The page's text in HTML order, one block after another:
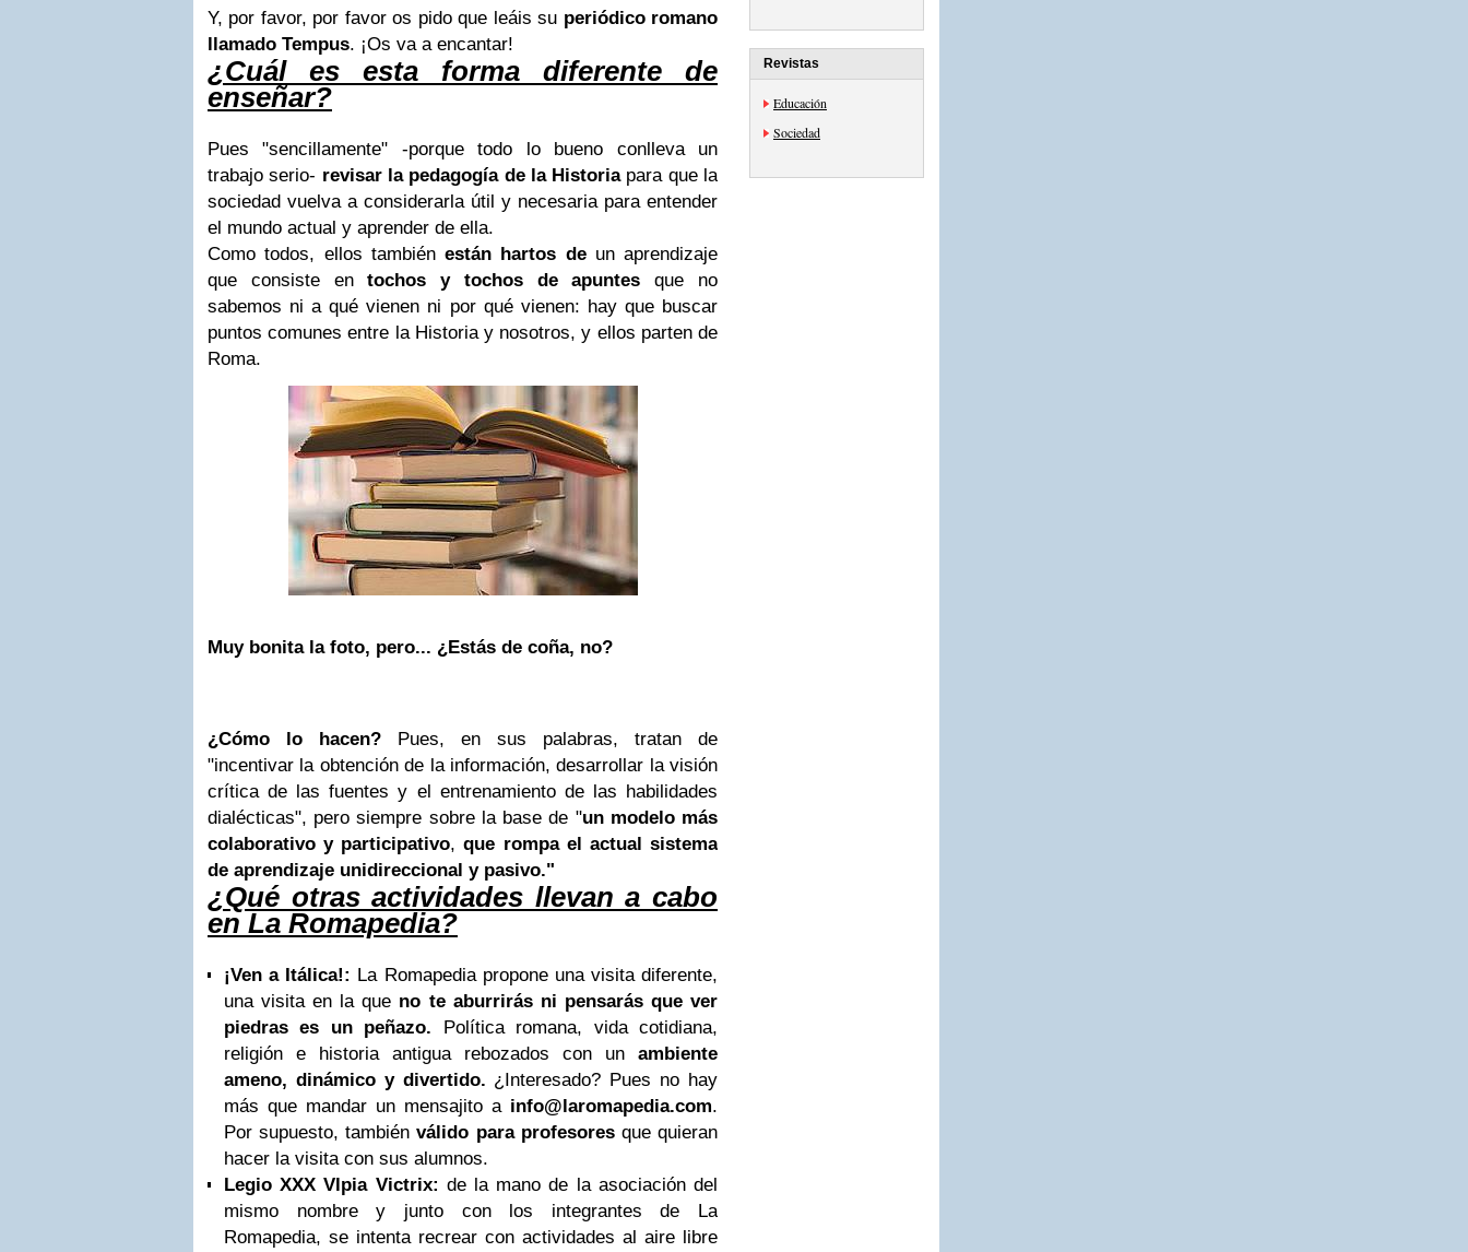
Y, por favor, por favor os pido que leáis su periódico romano
llamado Tempus. ¡Os va a encantar!
¿Cuál es esta forma diferente de
enseñar?
Pues "sencillamente" -porque todo lo bueno conlleva un
trabajo serio- revisar la pedagogía de la Historia para que la
sociedad vuelva a considerarla útil y necesaria para entender
el mundo actual y aprender de ella.
Como todos, ellos tambiénestán hartos deun aprendizaje
que consiste entochos y tochos de apuntes que no
sabemos ni a qué vienen ni por qué vienen: hay que buscar
puntos comunes entre la Historia y nosotros, y ellos parten de
Roma.
Muy bonita la foto, pero... ¿Estás de coña, no?
¿Cómo lo hacen? Pues, en sus palabras, tratan de
"incentivar la obtención de la información, desarrollar la visión
crítica de las fuentes y el entrenamiento de las habilidades
dialécticas", pero siempre sobre la base de "un modelo más
colaborativo y participativo, que rompa el actual sistema
de aprendizaje unidireccional y pasivo."
¿Qué otras actividades llevan a cabo
en La Romapedia?
¡Ven a Itálica!: La Romapedia propone una visita diferente,
una visita en la que no te aburrirás ni pensarás que ver
piedras es un peñazo. Política romana, vida cotidiana,
religión e historia antigua rebozados con un ambiente
ameno, dinámico y divertido. ¿Interesado? Pues no hay
más que mandar un mensajito a info@laromapedia.com.
Por supuesto, tambiénválido para profesoresque quieran
hacer la visita con sus alumnos.
Legio XXX Vlpia Victrix: de la mano de la asociación del
mismo nombre y junto con los integrantes de La
Romapedia, se intenta recrear con actividades al aire libre
Revistas
Educación
Sociedad